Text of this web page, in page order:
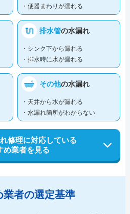
・便器まわりが濡れる
排水管の水漏れ
・シンク下から漏れる
・排水時に水が漏れる
その他の水漏れ
・天井から水が漏れる
・水漏れ箇所がわからない
修理に対応している
め業者を見る
業者の選定基準